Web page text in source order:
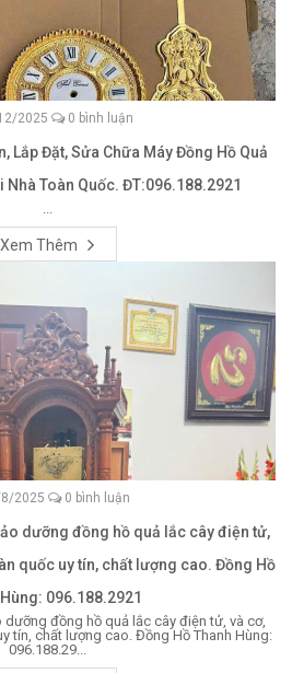
2025 0 bình luận
Lắp Đặt, Sửa Chữa Máy Đồng Hồ Quả
Nhà Toàn Quốc. ĐT:096.188.2921
...
Xem Thêm
2025 0 bình luận
dưỡng đồng hồ quả lắc cây điện tử,
quốc uy tín, chất lượng cao. Đồng Hồ
096.188.2921
đồng hồ quả lắc cây điện tử, và cơ,
tín, chất lượng cao. Đồng Hồ Thanh Hùng:
096.188.29...